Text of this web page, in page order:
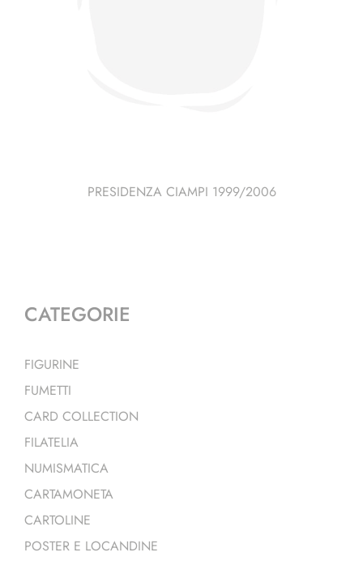
PRESIDENZA CIAMPI 1999/2006
CATEGORIE
FIGURINE
FUMETTI
CARD COLLECTION
FILATELIA
NUMISMATICA
CARTAMONETA
CARTOLINE
POSTER E LOCANDINE